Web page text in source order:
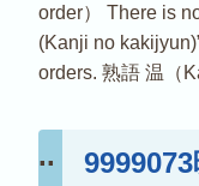
order） There is
(Kanji no
orders. 熟語 温（